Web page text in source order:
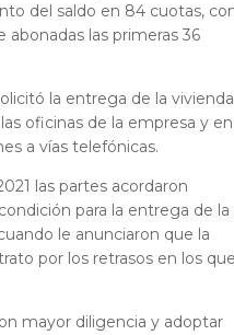
del saldo en 84 cuotas,
las primeras 36
la entrega de la
oficinas de la empresa y en
a vías telefónicas.
las partes acordaron
para la entrega de la
le anunciaron que la
por los retrasos en los
mayor diligencia y adoptar